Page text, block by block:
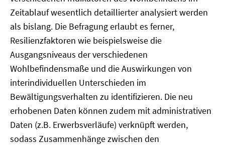
Zeitablauf wesentlich detaillierter analysiert werden
als bislang. Die Befragung erlaubt es ferner,
Resilienzfaktoren wie beispielsweise die
Ausgangsniveaus der verschiedenen
Wohlbefindensmaße und die Auswirkungen von
interindividuellen Unterschieden im
Bewältigungsverhalten zu identifizieren. Die neu
erhobenen Daten können zudem mit administrativen
Daten (z.B. Erwerbsverläufe) verknüpft werden,
sodass Zusammenhänge zwischen den